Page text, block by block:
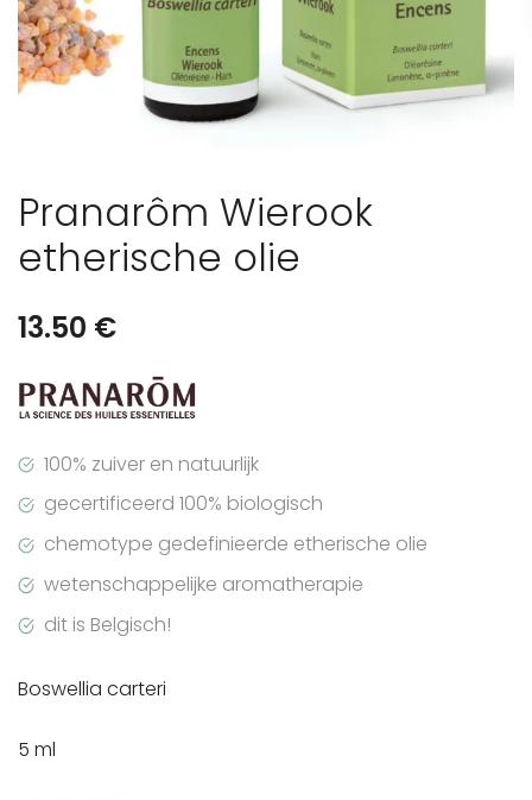
Pranarôm Wierook
etherische olie
13.50 €
100% zuiver en natuurlijk
gecertificeerd 100% biologisch
chemotype gedefinieerde etherische olie
wetenschappelijke aromatherapie
dit is Belgisch!
Boswellia carteri
5 ml